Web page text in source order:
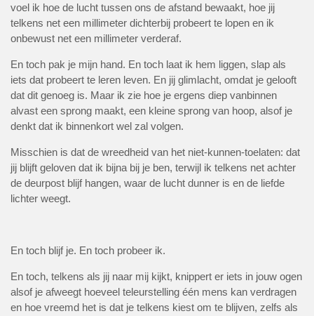
voel ik hoe de lucht tussen ons de afstand bewaakt, hoe jij
telkens net een millimeter dichterbij probeert te lopen en ik
onbewust net een millimeter verderaf.
En toch pak je mijn hand. En toch laat ik hem liggen, slap als
iets dat probeert te leren leven. En jij glimlacht, omdat je gelooft
dat dit genoeg is. Maar ik zie hoe je ergens diep vanbinnen
alvast een sprong maakt, een kleine sprong van hoop, alsof je
denkt dat ik binnenkort wel zal volgen.
Misschien is dat de wreedheid van het niet-kunnen-toelaten: dat
jij blijft geloven dat ik bijna bij je ben, terwijl ik telkens net achter
de deurpost blijf hangen, waar de lucht dunner is en de liefde
lichter weegt.
En toch blijf je. En toch probeer ik.
En toch, telkens als jij naar mij kijkt, knippert er iets in jouw ogen
alsof je afweegt hoeveel teleurstelling één mens kan verdragen
en hoe vreemd het is dat je telkens kiest om te blijven, zelfs als